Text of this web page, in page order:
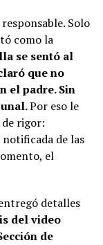
Solo
como la
se sentó al
que no
el padre. Sin
Por eso le
rigor:
de las
el
detalles
del video
de